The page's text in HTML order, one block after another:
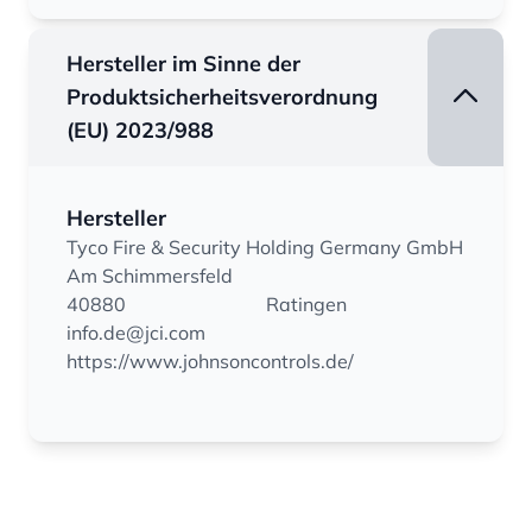
Hersteller im Sinne der
Produktsicherheitsverordnung
(EU) 2023/988
Hersteller
Tyco Fire & Security Holding Germany GmbH
Am Schimmersfeld
40880
Ratingen
info.de@jci.com
https://www.johnsoncontrols.de/